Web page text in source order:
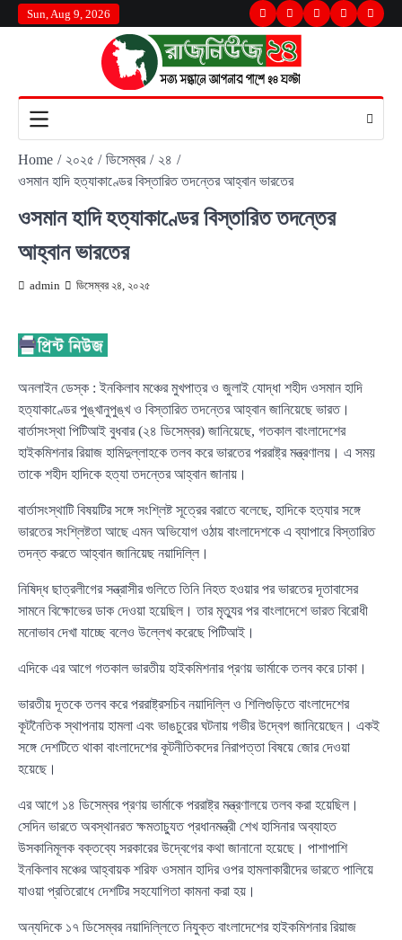
Skip
to
Sun, Aug 9, 2026
TwitterFacebookLinkedInInstagram
Home ২০২৫ ডিসেম্বর
২৪
ওসমান হাদি হত্যাকাণ্ডের বিস্তারিত তদন্তের আহ্বান ভারতের
ওসমান হাদি হত্যাকাণ্ডের বিস্তারিত তদন্তের
আহ্বান ভারতের
admin ডিসেম্বর ২৪, ২০২৫
অনলাইন ডেস্ক : ইনকিলাব মঞ্চের মুখপাত্র ও জুলাই যোদ্ধা শহীদ ওসমান হাদি
হত্যাকাণ্ডের পুঙ্খানুপুঙ্খ ও বিস্তারিত তদন্তের আহ্বান জানিয়েছে ভারত।
বার্তাসংস্থা পিটিআই বুধবার (২৪ ডিসেম্বর) জানিয়েছে, গতকাল বাংলাদেশের
হাইকমিশনার রিয়াজ হামিদুল্লাহকে তলব করে ভারতের পররাষ্ট্র মন্ত্রণালয়। এ সময়
তাকে শহীদ হাদিকে হত্যা তদন্তের আহ্বান জানায়।
বার্তাসংস্থাটি বিষয়টির সঙ্গে সংশ্লিষ্ট সূত্রের বরাতে বলেছে, হাদিকে হত্যার সঙ্গে
ভারতের সংশ্লিষ্টতা আছে এমন অভিযোগ ওঠায় বাংলাদেশকে এ ব্যাপারে বিস্তারিত
তদন্ত করতে আহ্বান জানিয়েছ নয়াদিল্লি।
নিষিদ্ধ ছাত্রলীগের সন্ত্রাসীর গুলিতে তিনি নিহত হওয়ার পর ভারতের দূতাবাসের
সামনে বিক্ষোভের ডাক দেওয়া হয়েছিল। তার মৃত্যুর পর বাংলাদেশে ভারত বিরোধী
মনোভাব দেখা যাচ্ছে বলেও উল্লেখ করেছে পিটিআই।
এদিকে এর আগে গতকাল ভারতীয় হাইকমিশনার প্রণয় ভার্মাকে তলব করে ঢাকা।
ভারতীয় দূতকে তলব করে পররাষ্ট্রসচিব নয়াদিল্লি ও শিলিগুড়িতে বাংলাদেশের
কূটনৈতিক স্থাপনায় হামলা এবং ভাঙচুরের ঘটনায় গভীর উদ্বেগ জানিয়েছেন। একই
সঙ্গে দেশটিতে থাকা বাংলাদেশের কূটনীতিকদের নিরাপত্তা বিষয়ে জোর দেওয়া
হয়েছে।
এর আগে ১৪ ডিসেম্বর প্রণয় ভার্মাকে পররাষ্ট্র মন্ত্রণালয়ে তলব করা হয়েছিল।
সেদিন ভারতে অবস্থানরত ক্ষমতাচ্যুত প্রধানমন্ত্রী শেখ হাসিনার অব্যাহত
উসকানিমূলক বক্তব্যে সরকারের উদ্বেগের কথা জানানো হয়েছে। পাশাপাশি
ইনকিলাব মঞ্চের আহ্বায়ক শরিফ ওসমান হাদির ওপর হামলাকারীদের ভারতে পালিয়ে
যাওয়া প্রতিরোধে দেশটির সহযোগিতা কামনা করা হয়।
অন্যদিকে ১৭ ডিসেম্বর নয়াদিল্লিতে নিযুক্ত বাংলাদেশের হাইকমিশনার রিয়াজ